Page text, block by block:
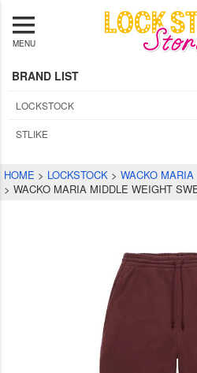
MENU
BRAND LIST
LOCKSTOCK
STLIKE
HOME LOCKSTOCK
WACKO MARIA
WACKO MARIA MIDDLE WEIGHT